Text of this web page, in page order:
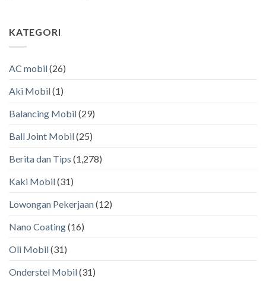
KATEGORI
AC mobil(26)
Aki Mobil(1)
Balancing Mobil(29)
Ball Joint Mobil(25)
Berita dan Tips (1,278)
Kaki Mobil(31)
Lowongan Pekerjaan(12)
Nano Coating(16)
Oli Mobil(31)
Onderstel Mobil(31)